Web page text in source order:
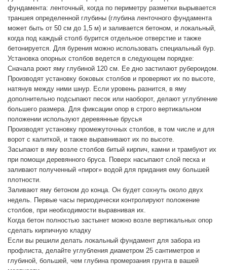
фундамента: ленточный, когда по периметру разметки вырывается
траншея определенной глубины (глубина ленточного фундамента
может быть от 50 см до 1,5 м) и заливается бетоном, и локальный,
когда под каждый столб бурится отдельное отверстие и также
бетонируется. Для бурения можно использовать специальный бур.
Установка опорных столбов ведется в следующем порядке:
Сначала роют яму глубиной 120 см. Ее дно застилают рубероидом.
Производят установку боковых столбов и проверяют их по высоте,
натянув между ними шнур. Если уровень разнится, в яму
дополнительно подсыпают песок или наоборот, делают углубление
большего размера. Для фиксации опор в строго вертикальном
положении используют деревянные брусья
Производят установку промежуточных столбов, в том числе и для
ворот с калиткой, и также выравнивают их по высоте.
Засыпают в яму возле столбов битый кирпич, камни и трамбуют их
при помощи деревянного бруса. Поверх насыпают слой песка и
заливают полученный «пирог» водой для придания ему большей
плотности.
Заливают яму бетоном до конца. Он будет сохнуть около двух
недель. Первые часы периодически контролируют положение
столбов, при необходимости выравнивая их.
Когда бетон полностью застынет можно возле вертикальных опор
сделать кирпичную кладку
Если вы решили делать локальный фундамент для забора из
профлиста, делайте углубления диаметром 25 сантиметров и
глубиной, большей, чем глубина промерзания грунта в вашей